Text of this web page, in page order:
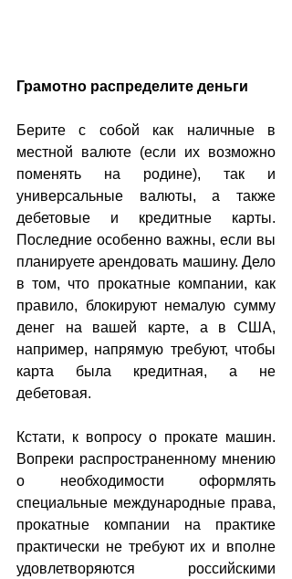
Грамотно распределите деньги
Берите с собой как наличные в
местной валюте (если их возможно
поменять на родине), так и
универсальные валюты, а также
дебетовые и кредитные карты.
Последние особенно важны, если вы
планируете арендовать машину. Дело
в том, что прокатные компании, как
правило, блокируют немалую сумму
денег на вашей карте, а в США,
например, напрямую требуют, чтобы
карта была кредитная, а не
дебетовая.
Кстати, к вопросу о прокате машин.
Вопреки распространенному мнению
о необходимости оформлять
специальные международные права,
прокатные компании на практике
практически не требуют их и вполне
удовлетворяются российскими